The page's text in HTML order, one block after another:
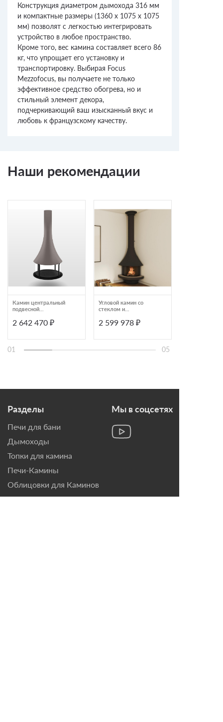
Конструкция диаметром дымохода 316 мм
и компактные размеры (1360 x 1075 x 1075
мм) позволят с легкостью интегрировать
устройство в любое пространство.
Кроме того, вес камина составляет всего 86
кг, что упрощает его установку и
транспортировку. Выбирая Focus
Mezzofocus, вы получаете не только
эффективное средство обогрева, но и
стильный элемент декора,
подчеркивающий ваш изысканный вкус и
любовь к французскому качеству.
Наши рекомендации
Камин центральный
подвесной
стеклом Bordelet Zelia
2 642 470 ₽
Угловой камин со
стеклом и
Bordelet Eva 992
2 599 978 ₽
01 05
Разделы
Печи для бани
Дымоходы
Топки для камина
Печи-Камины
Облицовки для Каминов
Мы в соцсетях